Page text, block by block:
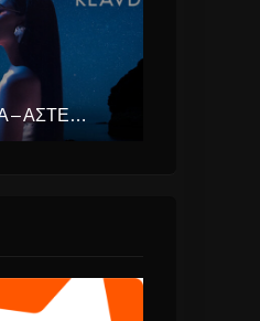
ΚΛΑΥΔΊΑ – ΑΣΤΕΡΟΜΆΤΑ (EUROVISION ΕΛΛΆΔΑ 2025)